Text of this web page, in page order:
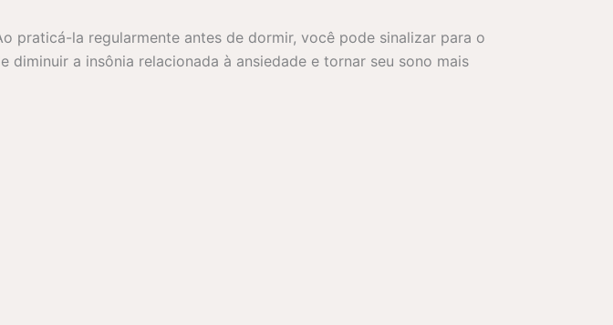
praticá-la regularmente antes de dormir, você pode sinalizar para o
a insônia relacionada à ansiedade e tornar seu sono mais